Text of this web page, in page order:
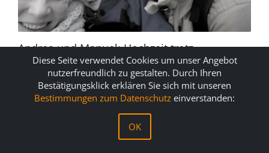
Andrea und Manuel: Hochzeit trotz
Fernbeziehung
Wir hatten zunächst eine Fernbeziehung über etwa
350km, dann zog mein Mann immer näher in meine
Richtung.
Diese Seite verwendet Cookies um unser Angebot
nutzerfreundlich zu gestalten. Durch Ihren
Bestätigungsklick erklären Sie sich mit unseren
Bestimmungen zum Datenschutz einverstanden:
OK